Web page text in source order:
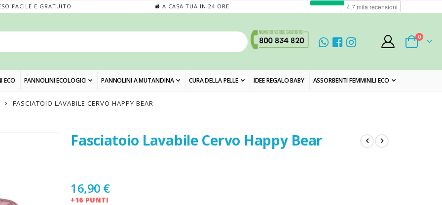
FACILE E GRATUITO A CASA TUA IN 24 ORE
Cart
0elementi
ECO PANNOLINI ECOLOGICI PANNOLINI A MUTANDINA CURA DELLA PELLE IDEE REGALO BABY ASSORBENTI FEMMINILI ECO
FASCIATOIO LAVABILE CERVO HAPPY BEAR
Fasciatoio Lavabile Cervo Happy Bear
16,90 €
+16 PUNTI